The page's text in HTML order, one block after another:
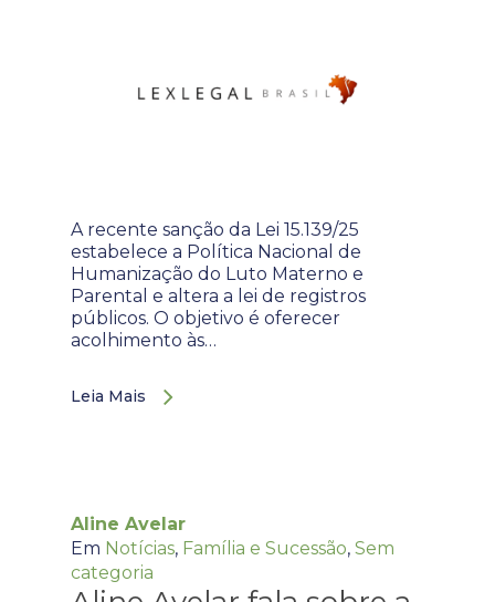
A recente sanção da Lei 15.139/25
estabelece a Política Nacional de
Humanização do Luto Materno e
Parental e altera a lei de registros
públicos. O objetivo é oferecer
acolhimento às…
Leia Mais
Aline Avelar
Em Notícias, Família e Sucessão, Sem
categoria